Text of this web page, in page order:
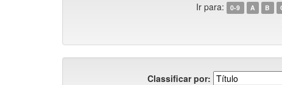
Ir para: 0-9 A B
Classificar por: